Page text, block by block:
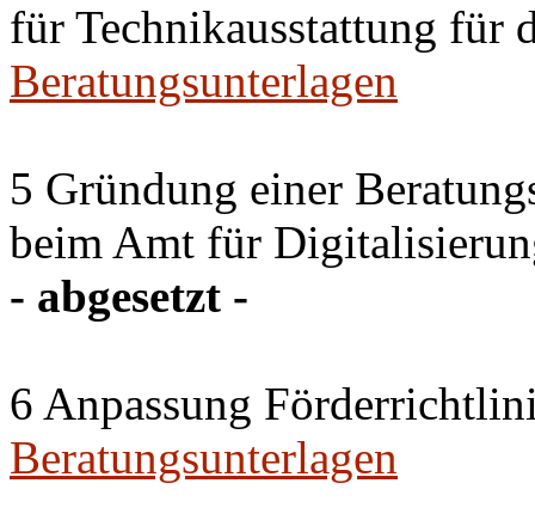
für Technikausstattung für
Beratungsunterlagen
5 Gründung einer
beim Amt für
- abgesetzt -
6 Anpassung
Beratungsunterlagen